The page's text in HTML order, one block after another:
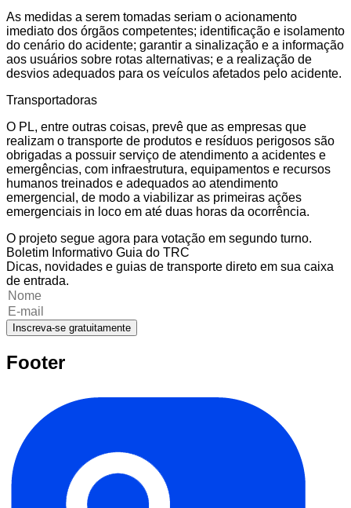
As medidas a serem tomadas seriam o acionamento
imediato dos órgãos competentes; identificação e isolamento
do cenário do acidente; garantir a sinalização e a informação
aos usuários sobre rotas alternativas; e a realização de
desvios adequados para os veículos afetados pelo acidente.
Transportadoras
O PL, entre outras coisas, prevê que as empresas que
realizam o transporte de produtos e resíduos perigosos são
obrigadas a possuir serviço de atendimento a acidentes e
emergências, com infraestrutura, equipamentos e recursos
humanos treinados e adequados ao atendimento
emergencial, de modo a viabilizar as primeiras ações
emergenciais in loco em até duas horas da ocorrência.
O projeto segue agora para votação em segundo turno.
Boletim Informativo Guia do TRC
Dicas, novidades e guias de transporte direto em sua caixa
de entrada.
Inscreva-se gratuitamente
Footer